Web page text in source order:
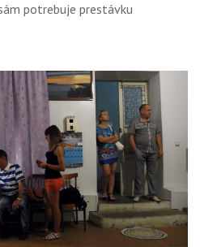
potrebuje prestávku